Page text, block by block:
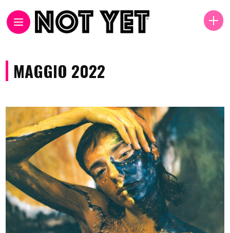
MAGGIO 2022